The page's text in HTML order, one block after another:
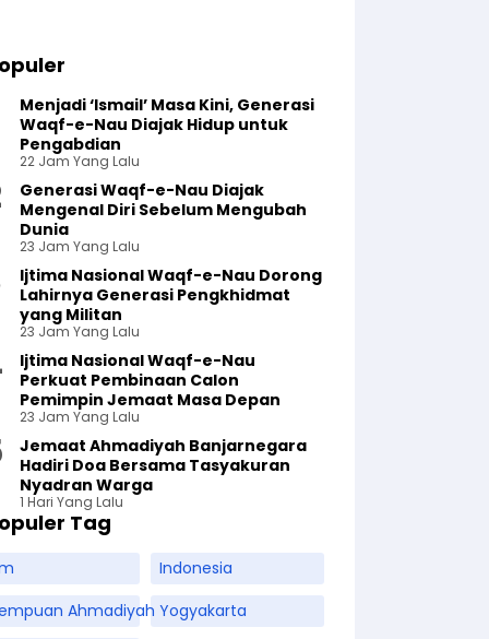
Menjadi ‘Ismail’ Masa Kini, Generasi
Waqf-e-Nau Diajak Hidup untuk
Pengabdian
22 Jam Yang Lalu
Generasi Waqf-e-Nau Diajak
Mengenal Diri Sebelum Mengubah
Dunia
23 Jam Yang Lalu
Ijtima Nasional Waqf-e-Nau Dorong
Lahirnya Generasi Pengkhidmat
yang Militan
23 Jam Yang Lalu
Ijtima Nasional Waqf-e-Nau
Perkuat Pembinaan Calon
Pemimpin Jemaat Masa Depan
23 Jam Yang Lalu
Jemaat Ahmadiyah Banjarnegara
Hadiri Doa Bersama Tasyakuran
Nyadran Warga
1 Hari Yang Lalu
Tag
Indonesia
Ahmadiyah Yogyakarta